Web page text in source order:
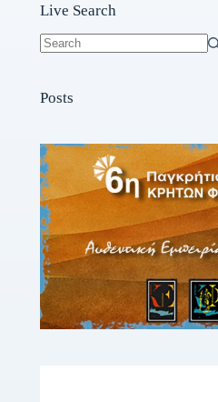
Live Search
Posts